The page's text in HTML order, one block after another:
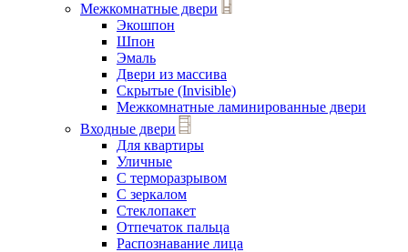
Межкомнатные двери
Экошпон
Шпон
Эмаль
Двери из массива
Скрытые (Invisible)
Межкомнатные ламинированные двери
Входные двери
Для квартиры
Уличные
С терморазрывом
С зеркалом
Стеклопакет
Отпечаток пальца
Распознавание лица